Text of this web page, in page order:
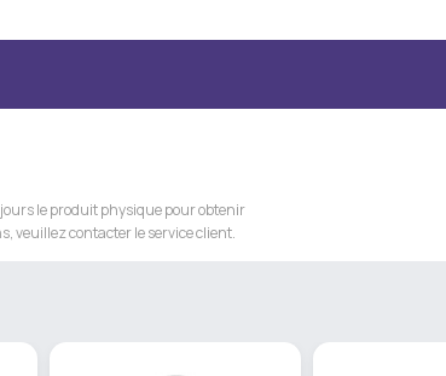
le produit physique pour obtenir
veuillez contacter le service client.